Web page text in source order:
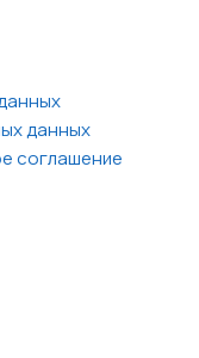
данных
соглашение